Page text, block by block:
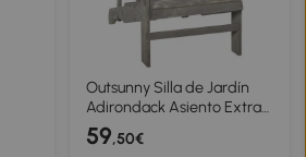
Outsunny Silla de Jardín
Adirondack Asiento Extra
Ancho Carga 150 kg para
Patio Terraza Balcón
59,50€